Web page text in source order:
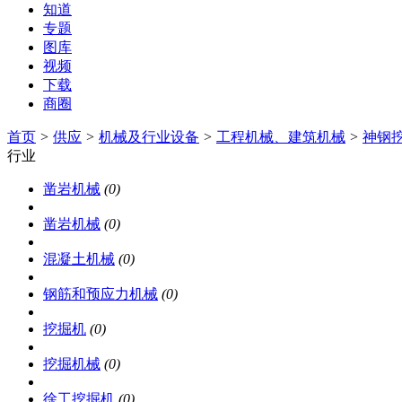
知道
专题
图库
视频
下载
商圈
首页 > 供应 > 机械及行业设备 > 工程机械、建筑机械 > 神钢
行业
凿岩机械 (0)
凿岩机械 (0)
混凝土机械 (0)
钢筋和预应力机械 (0)
挖掘机 (0)
挖掘机械 (0)
徐工挖掘机 (0)